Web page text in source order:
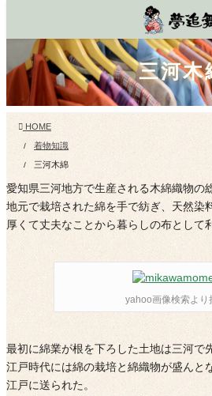
テ
ツ
に
動
ゲ
シ
ョ
に
三河木
HOME
着物知識
三河木綿
愛知県三河地方で生産される木綿織物の
地元で栽培された綿を手で紡ぎ、天然染
厚くて丈夫なことから暮らしの布として
yahoo画像検索より
最初に綿業が根を下ろした土地は三河で
江戸時代には綿の栽培と綿織物が盛んと
江戸に送られた。